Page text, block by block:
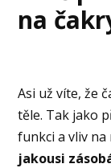
na
Asi už víte, že
těle. Tak jako
funkci a vliv na
jakousi